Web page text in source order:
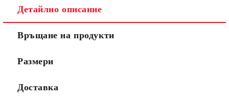
Детайлно описание
Връщане на продукти
Размери
Доставка